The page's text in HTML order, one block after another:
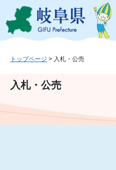
ジ
ュ
文
このペー
トップページ > 入札・公売
入札・公売